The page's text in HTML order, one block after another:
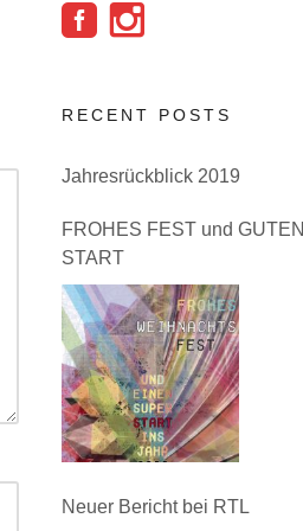
RECENT POSTS
Jahresrückblick 2019
FROHES FEST und GUTEN
START
Neuer Bericht bei RTL